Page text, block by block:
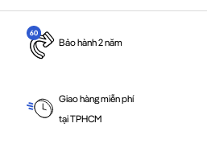
Bảo hành 2 năm
Giao hàng miễn phí
tại TPHCM